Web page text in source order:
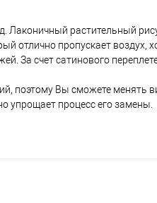
Лаконичный растительный
отлично пропускает воздух,
За счет сатинового
поэтому Вы сможете менять
упрощает процесс его замены.